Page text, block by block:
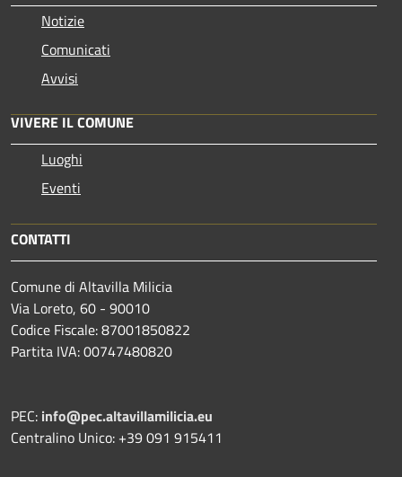
Notizie
Comunicati
Avvisi
VIVERE IL COMUNE
Luoghi
Eventi
CONTATTI
Comune di Altavilla Milicia
Via Loreto, 60 - 90010
Codice Fiscale: 87001850822
Partita IVA: 00747480820
PEC: info@pec.altavillamilicia.eu
Centralino Unico: +39 091 915411